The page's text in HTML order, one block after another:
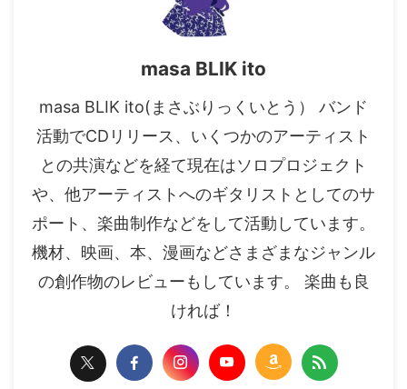
masa BLIK ito
masa BLIK ito(まさぶりっくいとう） バンド
活動でCDリリース、いくつかのアーティスト
との共演などを経て現在はソロプロジェクト
や、他アーティストへのギタリストとしてのサ
ポート、楽曲制作などをして活動しています。
機材、映画、本、漫画などさまざまなジャンル
の創作物のレビューもしています。 楽曲も良
ければ！